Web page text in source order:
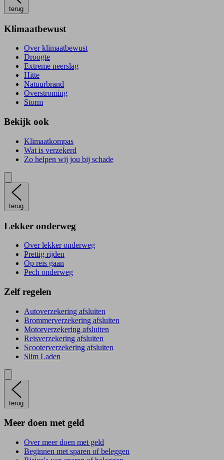
terug
Klimaatbewust
Over klimaatbewust
Droogte
Extreme neerslag
Hitte
Natuurbrand
Overstroming
Storm
Bekijk ook
Klimaatkompas
Wat is verzekerd
Zo helpen wij jou bij schade
terug
Lekker onderweg
Over lekker onderweg
Prettig rijden
Op reis gaan
Pech onderweg
Zelf regelen
Autoverzekering afsluiten
Brommerverzekering afsluiten
Motorverzekering afsluiten
Reisverzekering afsluiten
Scooterverzekering afsluiten
Slim Laden
terug
Meer doen met geld
Over meer doen met geld
Beginnen met sparen of beleggen